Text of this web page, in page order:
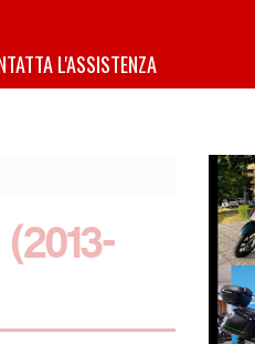
L'ASSISTENZA